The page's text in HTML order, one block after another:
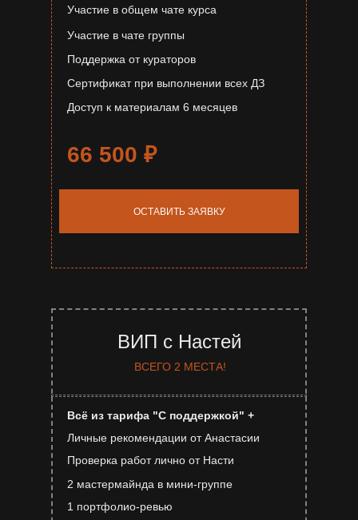
66 500 ₽
ВИП с Настей
Доступ к материалам 6 месяцев
Участие в чате группы
Поддержка от кураторов
Участие в общем чате курса
Всё из тарифа "С поддержкой" +
Личные рекомендации от Анастасии
1 портфолио-ревью
Проверка работ лично от Насти
2 мастермайнда в мини-группе
Сертификат при выполнении всех ДЗ
ВСЕГО 2 МЕСТА!
ОСТАВИТЬ ЗАЯВКУ